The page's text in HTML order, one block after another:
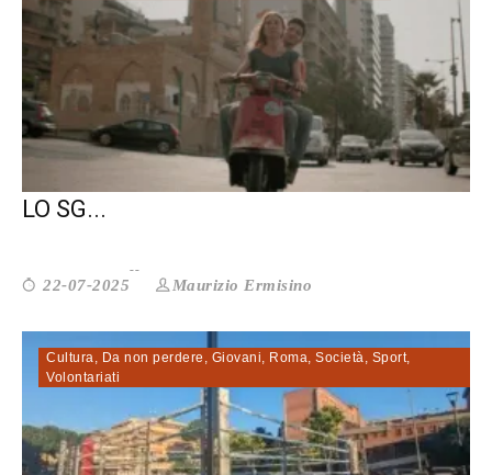
DA KARAWAN FEST E TORPIGNATTARA
LO SG...
22-07-2025 Maurizio Ermisino
Cultura, Da non perdere , Giovani, Roma, Società, Sport,
Volontariati